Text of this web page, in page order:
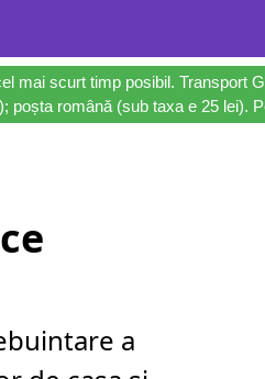
mai scurt timp posibil. Transport
poșta română (sub taxa e 25
a